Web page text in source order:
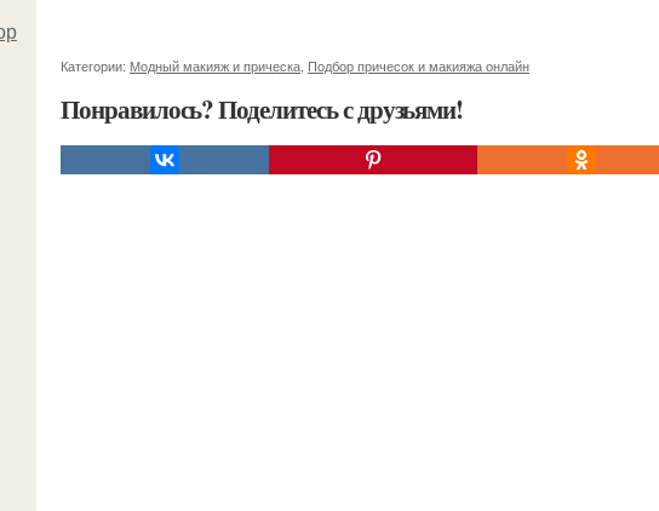
Категории: Модный макияж и прическа Подбор причесок и макияжа онлайн
Понравилось? Поделитесь с друзьями!